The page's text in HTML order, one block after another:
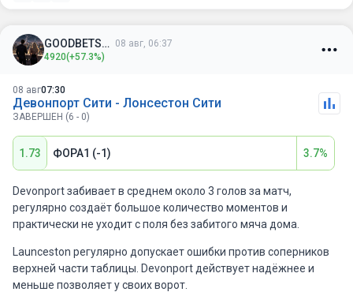
GOODBETSSS
08 авг, 06:37
4920(+57.3%)
08 авг07:30
Девонпорт Сити - Лонсестон Сити
ЗАВЕРШЕН (6 - 0)
1.73 ФОРА1 (-1) 3.7%
Devonport забивает в среднем около 3 голов за матч,
регулярно создаёт большое количество моментов и
практически не уходит с поля без забитого мяча дома.
Launceston регулярно допускает ошибки против соперников
верхней части таблицы. Devonport действует надёжнее и
меньше позволяет у своих ворот.